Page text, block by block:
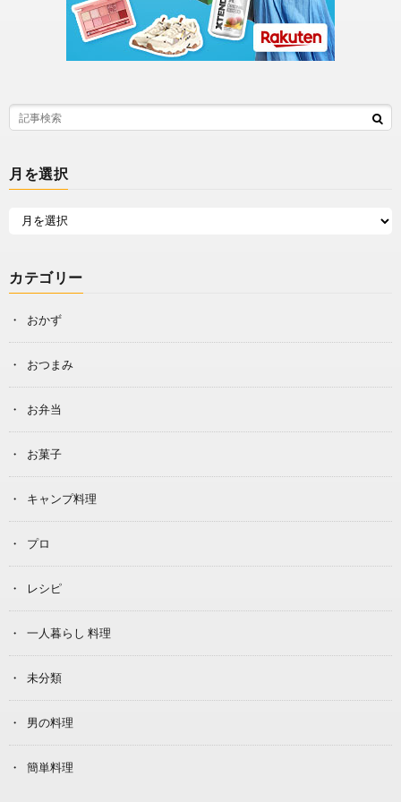
月を選択
カテゴリー
おかず
おつまみ
お弁当
お菓子
キャンプ料理
プロ
レシピ
一人暮らし 料理
未分類
男の料理
簡単料理